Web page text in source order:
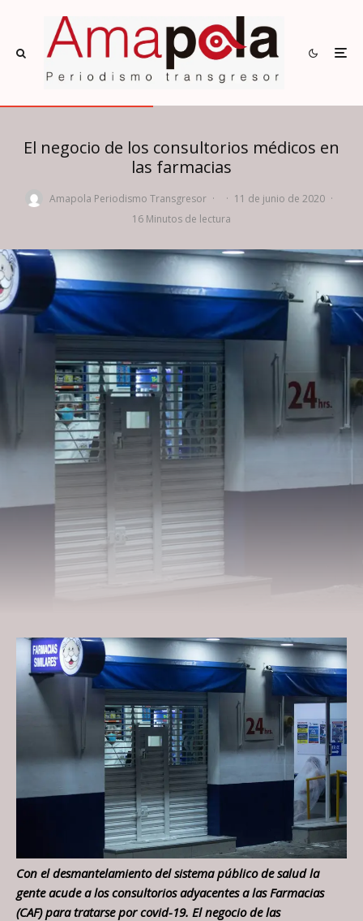
El negocio de los consultorios médicos en
las farmacias
Amapola Periodismo Transgresor · · 11 de junio de 2020 ·
16 Minutos de lectura
Con el desmantelamiento del sistema público de salud la
gente acude a los consultorios adyacentes a las Farmacias
(CAF) para tratarse por covid-19. El negocio de las